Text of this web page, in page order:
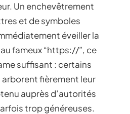
Un enchevêtrement
et de symboles
éveiller la
fameux “https://”, ce
suffisant : certains
fièrement leur
auprès d’autorités
trop généreuses.